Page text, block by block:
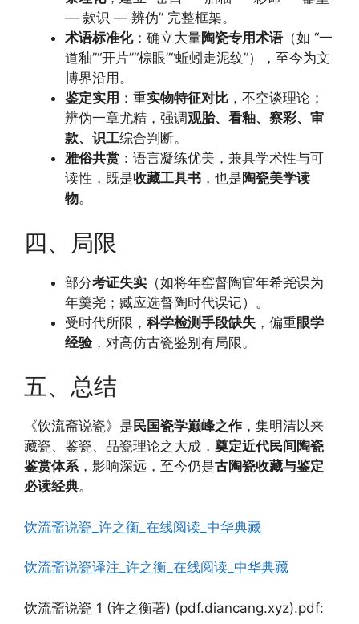
— 款识 — 辨伪” 完整框架。
术语标准化：确立大量陶瓷专用术语（如 “一
道釉”“开片”“棕眼”“蚯蚓走泥纹”），至今为文
博界沿用。
鉴定实用 ：重实物特征对比 ，不空谈理论；
辨伪一章尤精，强调观胎、看釉、察彩、审
款、识工综合判断。
雅俗共赏 ：语言凝练优美，兼具学术性与可
读性，既是收藏工具书 ，也是陶瓷美学读
物。
四、局限
部分考证失实 （如将年窑督陶官年希尧误为
年羹尧；臧应选督陶时代误记）。
受时代所限， 科学检测手段缺失 ，偏重眼学
经验，对高仿古瓷鉴别有局限。
五、总结
《饮流斋说瓷》是民国瓷学巅峰之作，集明清以来
藏瓷、鉴瓷、品瓷理论之大成， 奠定近代民间陶瓷
鉴赏体系，影响深远，至今仍是古陶瓷收藏与鉴定
必读经典。
饮流斋说瓷_许之衡_在线阅读_中华典藏
饮流斋说瓷译注_许之衡_在线阅读_中华典藏
饮流斋说瓷 1 (许之衡著) (pdf.diancang.xyz).pdf: